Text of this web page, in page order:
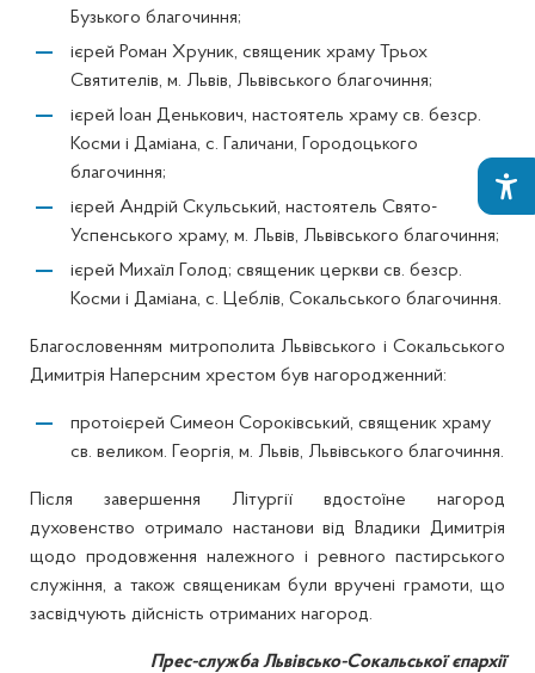
Бузького благочиння;
ієрей Роман Хруник, священик храму Трьох
Святителів, м. Львів, Львівського благочиння;
ієрей Іоан Денькович, настоятель храму св. безср.
Косми і Даміана, с. Галичани, Городоцького
благочиння;
ієрей Андрій Скульський, настоятель Свято-
Успенського храму, м. Львів, Львівського благочиння;
ієрей Михаїл Голод; священик церкви св. безср.
Косми і Даміана, с. Цеблів, Сокальського благочиння.
Благословенням митрополита Львівського і Сокальського
Димитрія Наперсним хрестом був нагородженний:
протоієрей Симеон Сороківський, священик храму
св. великом. Георгія, м. Львів, Львівського благочиння.
Після завершення Літургії вдостоїне нагород
духовенство отримало настанови від Владики Димитрія
щодо продовження належного і ревного пастирського
служіння, а також священикам були вручені грамоти, що
засвідчують дійсність отриманих нагород.
Прес-служба Львівсько-Сокальської єпархії